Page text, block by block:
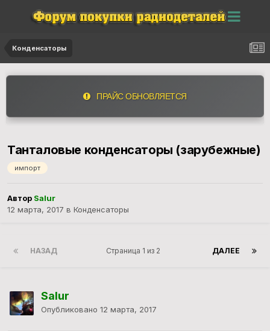
Конденсаторы
ПРАЙС ОБНОВЛЯЕТСЯ
Танталовые конденсаторы (зарубежные)
импорт
Автор Salur
12 марта, 2017 в Конденсаторы
НАЗАД ДАЛЕЕ
Страница 1 из 2
Salur
Опубликовано 12 марта, 2017